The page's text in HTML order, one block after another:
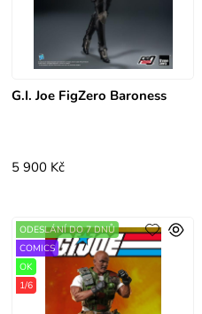
G.I. Joe FigZero Baroness
5 900 Kč
ODESLÁNÍ DO 7 DNŮ
COMICS
OK
1/6